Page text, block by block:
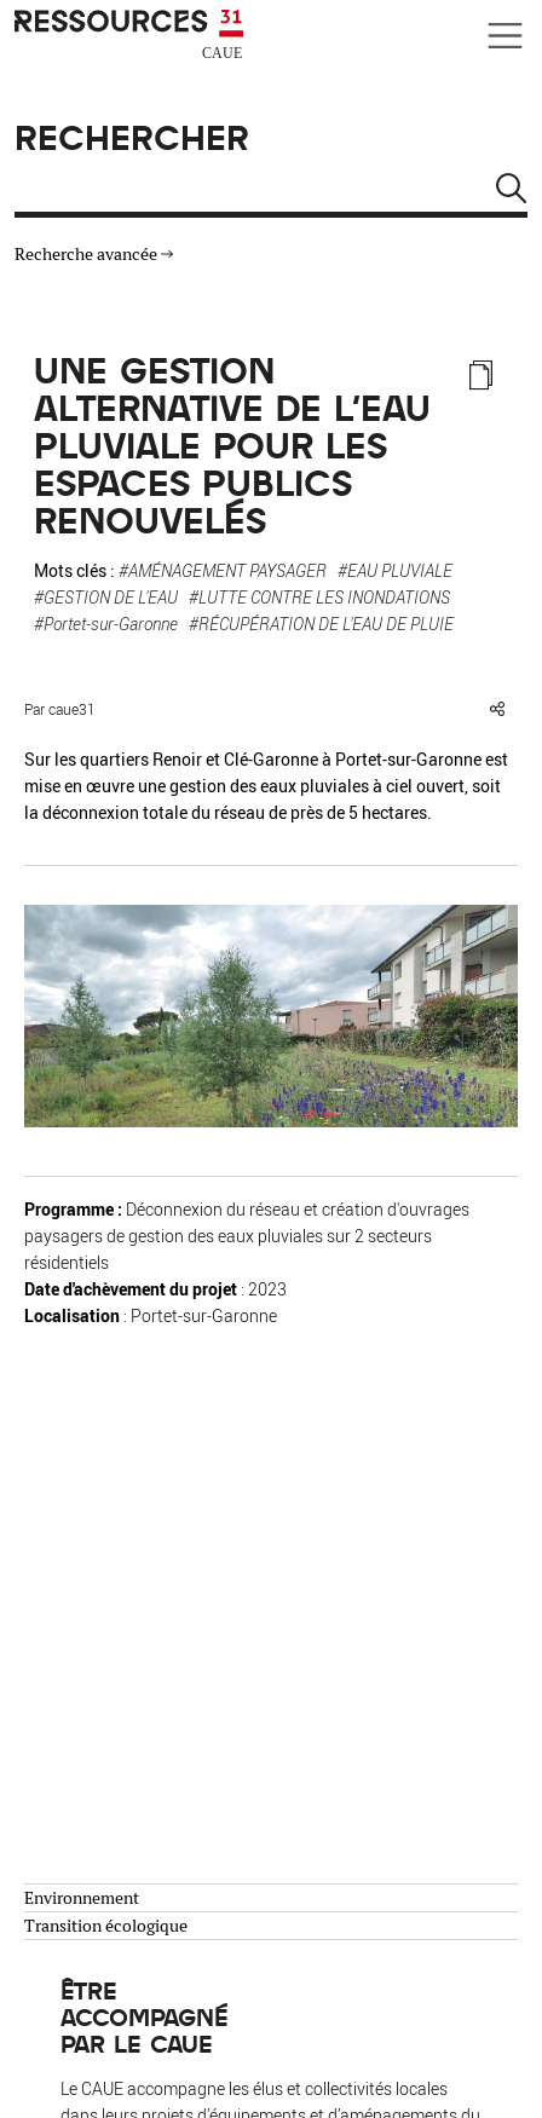
Aller au contenu principal
CAUE RESSOURCES 31
RECHERCHER
Recherche avancée
TYPE DE RESSOURCES
MATÉRIAUX
AUTRES CRITÈRES
Réinitialiser
UNE GESTION
ALTERNATIVE DE L'EAU
PLUVIALE POUR LES
ESPACES PUBLICS
RENOUVELÉS
Mots clés : #AMÉNAGEMENT PAYSAGER #EAU PLUVIALE
#GESTION DE L'EAU #LUTTE CONTRE LES INONDATIONS
#Portet-sur-Garonne #RÉCUPÉRATION DE L'EAU DE PLUIE
Environnement
Transition écologique
ÊTRE
ACCOMPAGNÉ
PAR LE CAUE
Le CAUE accompagne les élus et collectivités locales
Par caue31
Sur les quartiers Renoir et Clé-Garonne à Portet-sur-Garonne est
mise en œuvre une gestion des eaux pluviales à ciel ouvert, soit
la déconnexion totale du réseau de près de 5 hectares.
Programme : Déconnexion du réseau et création d'ouvrages
paysagers de gestion des eaux pluviales sur 2 secteurs
résidentiels
Date d'achèvement du projet : 2023
Localisation : Portet-sur-Garonne